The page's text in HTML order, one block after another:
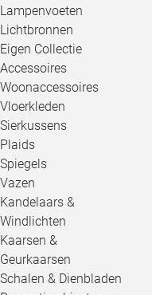
Lampenvoeten
Lichtbronnen
Eigen Collectie
Accessoires
Woonaccessoires
Vloerkleden
Sierkussens
Plaids
Spiegels
Vazen
Kandelaars &
Windlichten
Kaarsen &
Geurkaarsen
Schalen & Dienbladen